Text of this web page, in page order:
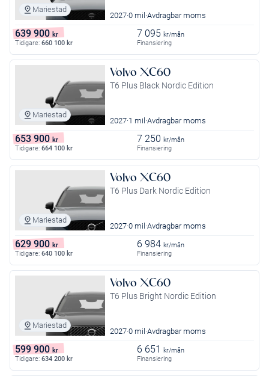
Mariestad
2027 0 mil Avdragbar moms
639 900 kr
Tidigare: 660 100 kr
7 095 kr/mån
Finansiering
Mariestad
Volvo XC60
T6 Plus Black Nordic Edition
2027 1 mil Avdragbar moms
653 900 kr
Tidigare: 664 100 kr
7 250 kr/mån
Finansiering
Mariestad
Volvo XC60
T6 Plus Dark Nordic Edition
2027 0 mil Avdragbar moms
629 900 kr
Tidigare: 640 100 kr
6 984 kr/mån
Finansiering
Mariestad
Volvo XC60
T6 Plus Bright Nordic Edition
2027 0 mil Avdragbar moms
599 900 kr
Tidigare: 634 200 kr
6 651
kr/mån
Finansiering